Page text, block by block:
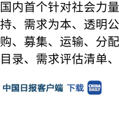
国内首个针对社会力
持、需求为本、透明
购、募集、运输、分
目录、需求评估清单